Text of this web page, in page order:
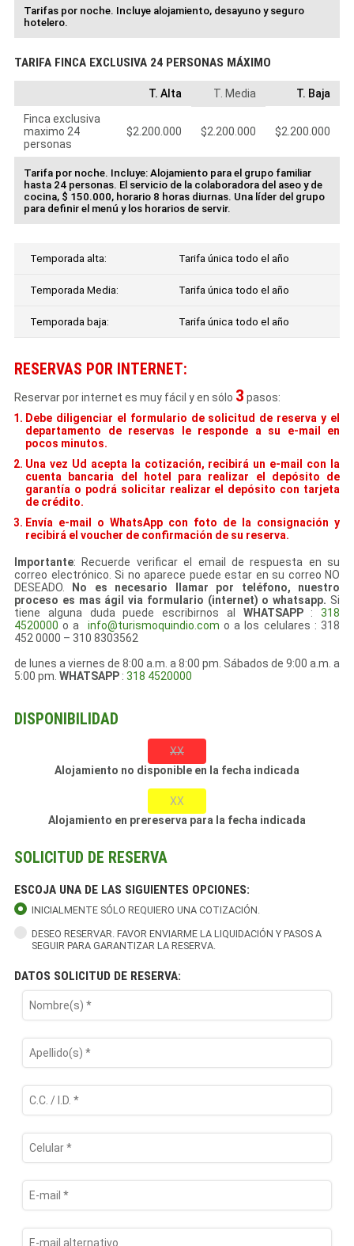
Tarifas por noche. Incluye alojamiento, desayuno y seguro
hotelero.
TARIFA FINCA EXCLUSIVA 24 PERSONAS MÁXIMO
T. Alta T. Media
T. Baja
Finca exclusiva
maximo 24
personas
$2.200.000 $2.200.000 $2.200.000
Tarifa por noche. Incluye: Alojamiento para el grupo familiar
hasta 24 personas. El servicio de la colaboradora del aseo y de
cocina, $ 150.000, horario 8 horas diurnas. Una líder del grupo
para definir el menú y los horarios de servir.
Temporada alta: Tarifa única todo el año
Temporada Media: Tarifa única todo el año
Temporada baja: Tarifa única todo el año
RESERVAS POR INTERNET:
Reservar por internet es muy fácil y en sólo 3 pasos:
Debe diligenciar el formulario de solicitud de reserva y el
departamento de reservas le responde a su e-mail en
pocos minutos.
Una vez Ud acepta la cotización, recibirá un e-mail con la
cuenta bancaria del hotel para realizar el depósito de
garantía o podrá solicitar realizar el depósito con tarjeta
de crédito.
Envía e-mail o WhatsApp con foto de la consignación y
recibirá el voucher de confirmación de su reserva.
Importante: Recuerde verificar el email de respuesta en su
correo electrónico. Si no aparece puede estar en su correo NO
DESEADO.
No es necesario llamar por teléfono, nuestro
proceso es mas ágil via formulario (internet) o whatsapp. Si
tiene alguna duda puede escribirnos al WHATSAPP: 318
4520000 o a info@turismoquindio.com o a los celulares : 318
452 0000 – 310 8303562
de lunes a viernes de 8:00 a.m. a 8:00 pm. Sábados de 9:00 a.m. a
5:00 pm. WHATSAPP : 318 4520000
DISPONIBILIDAD
XX
Alojamiento no disponible en la fecha indicada
XX
Alojamiento en prereserva para la fecha indicada
SOLICITUD DE RESERVA
ESCOJA UNA DE LAS SIGUIENTES OPCIONES:
INICIALMENTE SÓLO REQUIERO UNA COTIZACIÓN.
DESEO RESERVAR. FAVOR ENVIARME LA LIQUIDACIÓN Y PASOS A
SEGUIR PARA GARANTIZAR LA RESERVA.
DATOS SOLICITUD DE RESERVA: